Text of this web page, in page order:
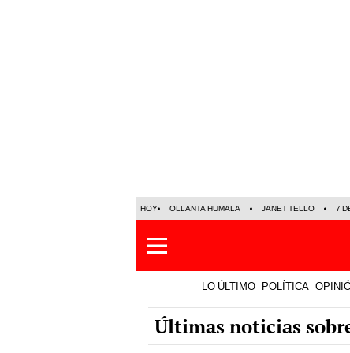
HOY OLLANTA HUMALA JANET TELLO 7
LO ÚLTIMO POLÍTICA
Últimas noticias